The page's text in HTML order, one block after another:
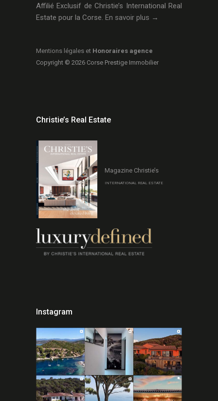
Affilié Exclusif de Christie’s International Real
Estate pour la Corse. En savoir plus →
Mentions légales et Honoraires agence
Copyright © 2026 Corse Prestige Immobilier
Christie’s Real Estate
Magazine Christie’s
INTERNATIONAL REAL ESTATE
Instagram